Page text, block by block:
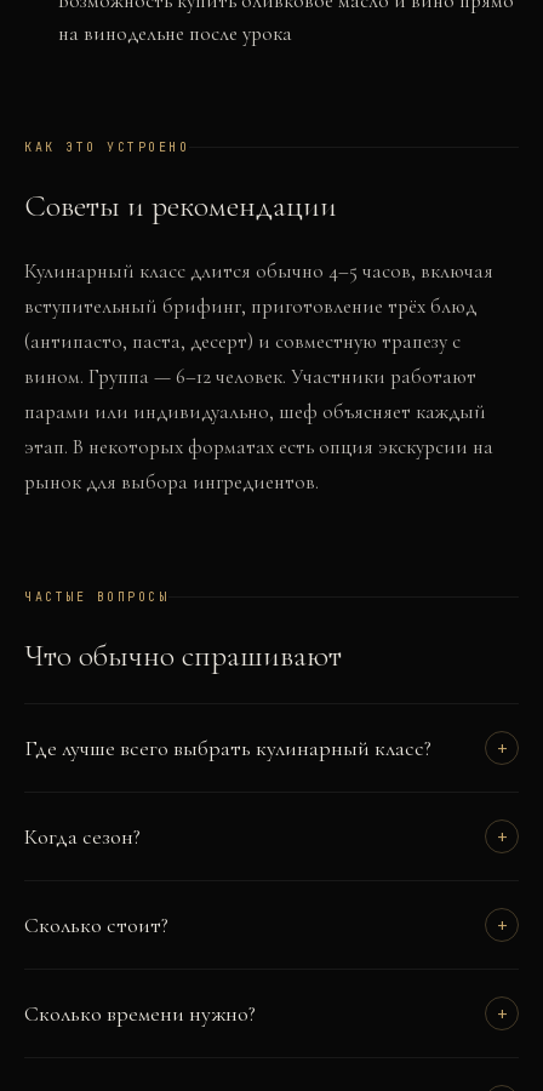
на винодельне после урока
КАК ЭТО УСТРОЕНО
Советы и рекомендации
Кулинарный класс длится обычно 4–5 часов, включая
вступительный брифинг, приготовление трёх блюд
(антипасто, паста, десерт) и совместную трапезу с
вином. Группа — 6–12 человек. Участники работают
парами или индивидуально, шеф объясняет каждый
этап. В некоторых форматах есть опция экскурсии на
рынок для выбора ингредиентов.
ЧАСТЫЕ ВОПРОСЫ
Что обычно спрашивают
Где лучше всего выбрать кулинарный класс? +
Когда сезон? +
Сколько стоит? +
Сколько времени нужно? +